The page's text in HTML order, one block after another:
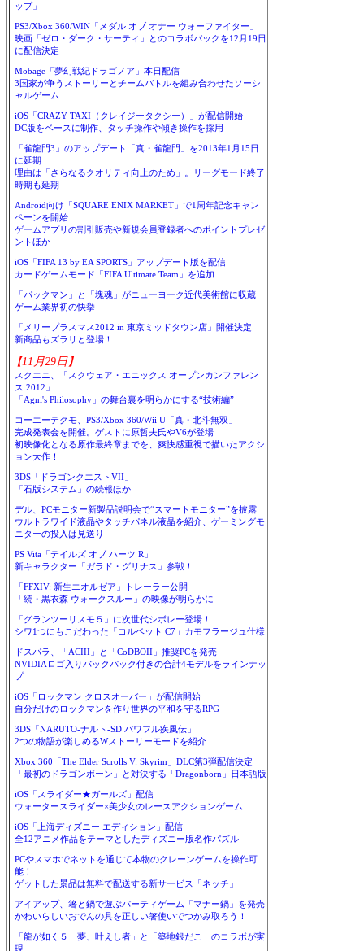
ップ」
PS3/Xbox 360/WIN「メダル オブ オナー ウォーファイター」
映画「ゼロ・ダーク・サーティ」とのコラボパックを12月19日
に配信決定
Mobage「夢幻戦紀ドラゴノア」本日配信
3国家が争うストーリーとチームバトルを組み合わせたソーシ
ャルゲーム
iOS「CRAZY TAXI（クレイジータクシー）」が配信開始
DC版をベースに制作、タッチ操作や傾き操作を採用
「雀龍門3」のアップデート「真・雀龍門」を2013年1月15日
に延期
理由は「さらなるクオリティ向上のため」。リーグモード終了
時期も延期
Android向け「SQUARE ENIX MARKET」で1周年記念キャン
ペーンを開始
ゲームアプリの割引販売や新規会員登録者へのポイントプレゼ
ントほか
iOS「FIFA 13 by EA SPORTS」アップデート版を配信
カードゲームモード「FIFA Ultimate Team」を追加
「パックマン」と「塊魂」がニューヨーク近代美術館に収蔵
ゲーム業界初の快挙
「メリープラスマス2012 in 東京ミッドタウン店」開催決定
新商品もズラリと登場！
【11月29日】
スクエニ、「スクウェア・エニックス オープンカンファレン
ス 2012」
「Agni's Philosophy」の舞台裏を明らかにする“技術編”
コーエーテクモ、PS3/Xbox 360/Wii U「真・北斗無双」
完成発表会を開催。ゲストに原哲夫氏やV6が登場
初映像化となる原作最終章までを、爽快感重視で描いたアクシ
ョン大作！
3DS「ドラゴンクエストVII」
「石版システム」の続報ほか
デル、PCモニター新製品説明会で“スマートモニター”を披露
ウルトラワイド液晶やタッチパネル液晶を紹介、ゲーミングモ
ニターの投入は見送り
PS Vita「テイルズ オブ ハーツ R」
新キャラクター「ガラド・グリナス」参戦！
「FFXIV: 新生エオルゼア」トレーラー公開
「続・黒衣森 ウォークスルー」の映像が明らかに
「グランツーリスモ５」に次世代シボレー登場！
シワ1つにもこだわった「コルベット C7」カモフラージュ仕様
ドスパラ、「ACIII」と「CoDBOII」推奨PCを発売
NVIDIAロゴ入りバックパック付きの合計4モデルをラインナッ
プ
iOS「ロックマン クロスオーバー」が配信開始
自分だけのロックマンを作り世界の平和を守るRPG
3DS「NARUTO-ナルト-SD パワフル疾風伝」
2つの物語が楽しめるWストーリーモードを紹介
Xbox 360「The Elder Scrolls V: Skyrim」DLC第3弾配信決定
「最初のドラゴンボーン」と対決する「Dragonborn」日本語版
iOS「スライダー★ガールズ」配信
ウォータースライダー×美少女のレースアクションゲーム
iOS「上海ディズニー エディション」配信
全12アニメ作品をテーマとしたディズニー版名作パズル
PCやスマホでネットを通じて本物のクレーンゲームを操作可
能！
ゲットした景品は無料で配送する新サービス「ネッチ」
アイアップ、箸と鍋で遊ぶパーティゲーム「マナー鍋」を発売
かわいらしいおでんの具を正しい箸使いでつかみ取ろう！
「龍が如く５ 夢、叶えし者」と「築地銀だこ」のコラボが実
現